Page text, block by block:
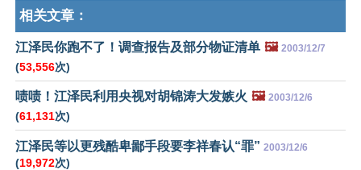
相关文章：
江泽民你跑不了！调查报告及部分物证清单 🖼️ 2003/12/7
(53,556次)
啧啧！江泽民利用央视对胡锦涛大发嫉火 🖼️ 2003/12/6
(61,131次)
江泽民等以更残酷卑鄙手段要李祥春认“罪” 2003/12/6
(19,972次)